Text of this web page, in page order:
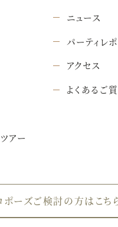
アー
ニュース
パーティレ
アクセス
よくあるご
ポーズご検討の方はこち